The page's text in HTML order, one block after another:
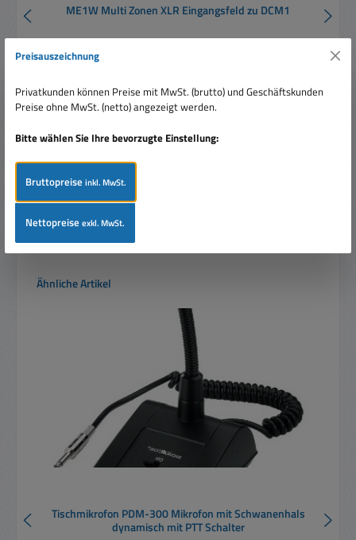
ME1W Multi Zonen XLR Eingangsfeld zu DCM1
Preise inkl. MwSt. zzgl. Versandkosten
Produktgalerie überspringen
Ähnliche Artikel
Tischmikrofon PDM-300 Mikrofon mit Schwanenhals
dynamisch mit PTT Schalter
Preisauszeichnung
Privatkunden können Preise mit MwSt. (brutto) und Geschäftskunden
Preise ohne MwSt. (netto) angezeigt werden.
Bitte wählen Sie Ihre bevorzugte Einstellung:
Bruttopreiseinkl. MwSt.
Nettopreiseexkl. MwSt.